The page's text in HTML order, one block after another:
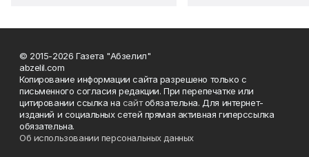
© 2015-2026 Газета "Абзелил"
abzelil.com
Копирование информации сайта разрешено только с
письменного согласия редакции. При перепечатке или
цитировании ссылка на сайтобязательна. Для интернет-
изданий и социальных сетей прямая активная гиперссылка
обязательна.
Об использовании персональных данных